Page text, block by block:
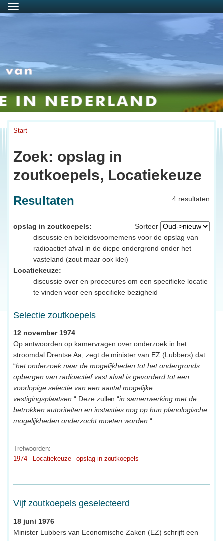
Menu
Start
Zoek: opslag in
zoutkoepels, Locatiekeuze
4 resultaten
Resultaten
Sorteer
opslag in zoutkoepels:
discussie en beleidsvoornemens voor de opslag van
radioactief afval in de diepe ondergrond onder het
vasteland (zout maar ook klei)
Locatiekeuze:
discussie over en procedures om een specifieke locatie
te vinden voor een specifieke bezigheid
Selectie zoutkoepels
12 november 1974
Op antwoorden op kamervragen over onderzoek in het
stroomdal Drentse Aa, zegt de minister van EZ (Lubbers) dat
“het onderzoek naar de mogelijkheden tot het ondergronds
opbergen van radioactief vast afval is gevorderd tot een
voorlopige selectie van een aantal mogelijke
vestigingsplaatsen .“ Deze zullen “in samenwerking met de
betrokken autoriteiten en instanties nog op hun planologische
mogelijkheden onderzocht moeten worden .“
Trefwoorden:
1974
Locatiekeuze opslag in zoutkoepels
Vijf zoutkoepels geselecteerd
18 juni 1976
Minister Lubbers van Economische Zaken (EZ) schrijft een